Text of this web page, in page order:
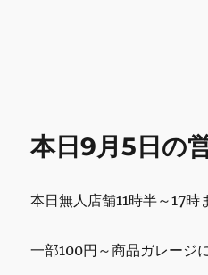
INNOCENCE
物 etc販売 江戸
本日9月5日の
本日無人店舗11時半～17時
一部100円～商品ガレージ